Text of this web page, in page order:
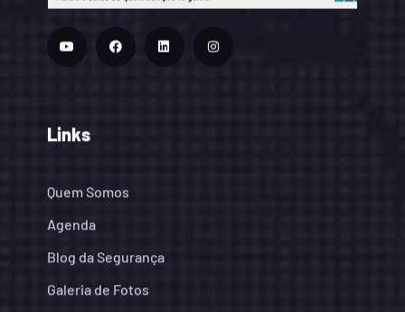
Links
Quem Somos
Agenda
Blog da Segurança
Galeria de Fotos